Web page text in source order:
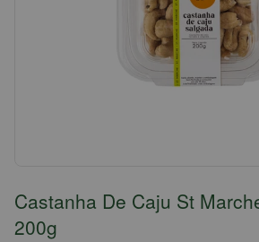
Castanha De Caju St
200g